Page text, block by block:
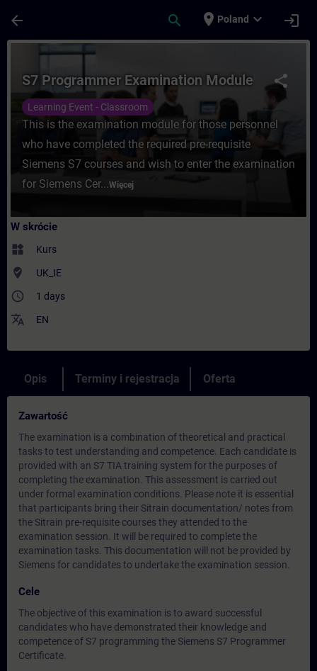
arrow_back search place Poland expand_more login
Kurs - S7 Programmer Examination
share
S7 Programmer Examination Module
Learning Event - Classroom
This is the examination module for those personnel
who have completed the required pre-requisite
Siemens S7 courses and wish to enter the examination
for Siemens Cer...Więcej
W skrócie
widgets Kurs
where_to_vote UK_IE
access_time 1 days
translate EN
Opis Terminy i rejestracja Oferta
Zawartość
The examination is a combination of theoretical and practical
tasks to test understanding and competence. Each candidate is
provided with an S7 TIA training system for the purposes of
completing the examination. This assessment is carried out
under formal examination conditions. Please note it is essential
that participants bring their Sitrain documentation/ notes from
the Sitrain pre-requisite courses they attended to the
examination session. It will be required to complete the
examination tasks. This documentation will not be provided by
Siemens for candidates to undertake the examination session.
Cele
The objective of this examination is to award successful
candidates who have demonstrated their knowledge and
competence of S7 programming the Siemens S7 Programmer
Certificate.